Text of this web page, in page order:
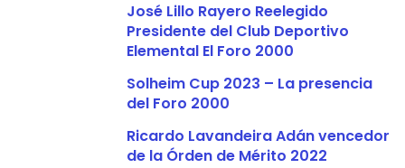
José Lillo Rayero Reelegido
Presidente del Club Deportivo
Elemental El Foro 2000
Solheim Cup 2023 – La presencia
del Foro 2000
Ricardo Lavandeira Adán vencedor
de la Órden de Mérito 2022